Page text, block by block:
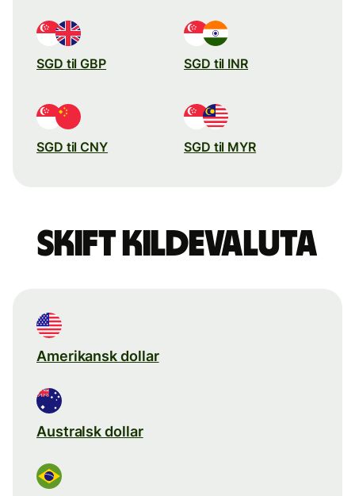
SGD til GBP SGD til INR
SGD til CNY SGD til MYR
Skift kildevaluta
Amerikansk dollar
Australsk dollar